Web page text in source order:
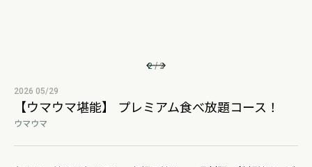
2/2
2026 05/29
【ウマウマ堪能】 プレミアム食べ放題コース！
ウマウマ